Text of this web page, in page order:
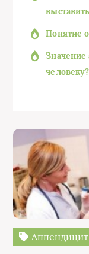
Понятие
Значение
человеку?